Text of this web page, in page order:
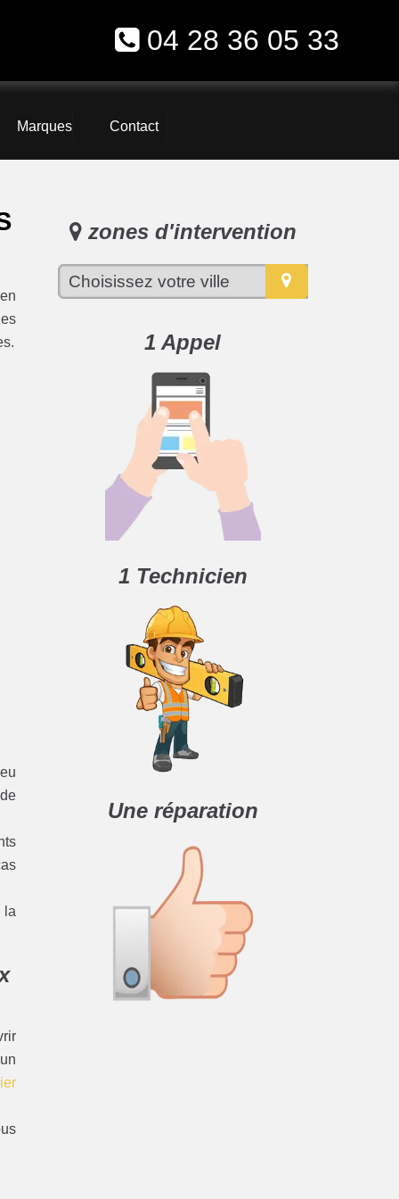
04 28 36 05 33
Marques Contact
la
zones d'intervention
1 Appel
1 Technicien
Une réparation